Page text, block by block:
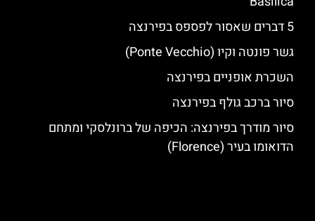
5 דברים שאסור לפספס בפירנצה
גשר פונטה וקיו (Ponte Vecchio)
השכרת אופניים בפירנצה
סיור ברכב גולף בפירנצה
סיור מודרך בפירנצה: הכיפה של ברונלסקי ומתחם
הדואומו בעיר (Florence)